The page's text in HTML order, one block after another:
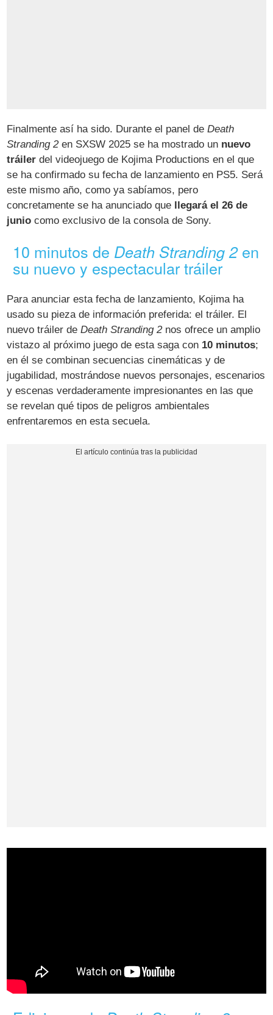
Finalmente así ha sido. Durante el panel deDeath
Stranding 2en SXSW 2025 se ha mostrado un nuevo
tráiler del videojuego de Kojima Productions en el que
se ha confirmado su fecha de lanzamiento en PS5. Será
este mismo año, como ya sabíamos, pero
concretamente se ha anunciado que llegará el 26 de
junio como exclusivo de la consola de Sony.
10 minutos de Death Stranding 2en
su nuevo y espectacular tráiler
Para anunciar esta fecha de lanzamiento, Kojima ha
usado su pieza de información preferida: el tráiler. El
nuevo tráiler deDeath Stranding 2nos ofrece un amplio
vistazo al próximo juego de esta saga con 10 minutos;
en él se combinan secuencias cinemáticas y de
jugabilidad, mostrándose nuevos personajes, escenarios
y escenas verdaderamente impresionantes en las que
se revelan qué tipos de peligros ambientales
enfrentaremos en esta secuela.